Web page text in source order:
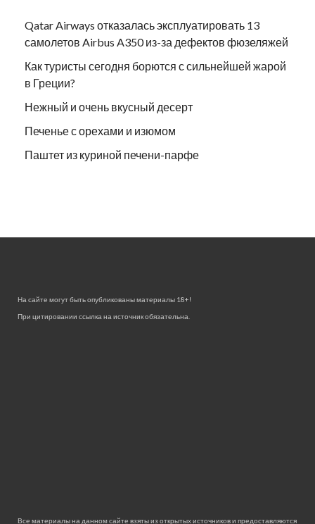
Qatar Airways отказалась эксплуатировать 13
самолетов Airbus A350 из-за дефектов фюзеляжей
Как туристы сегодня борются с сильнейшей жарой
в Греции?
Нежный и очень вкусный десерт
Печенье с орехами и изюмом
Паштет из куриной печени-парфе
На сайте могут быть опубликованы материалы 18+!
При цитировании ссылка на источник обязательна.
Все материалы на данном сайте взяты из открытых источников и предоставляются